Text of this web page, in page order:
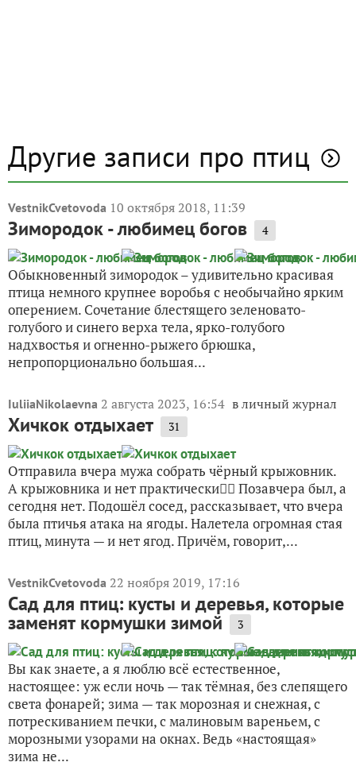
Другие записи про птиц
VestnikCvetovoda 10 октября 2018, 11:39
Зимородок - любимец богов 4
Обыкновенный зимородок – удивительно красивая
птица немного крупнее воробья с необычайно ярким
оперением. Сочетание блестящего зеленовато-
голубого и синего верха тела, ярко-голубого
надхвостья и огненно-рыжего брюшка,
непропорционально большая...
IuliiaNikolaevna 2 августа 2023, 16:54 в личный журнал
Хичкок отдыхает 31
Отправила вчера мужа собрать чёрный крыжовник.
А крыжовника и нет практически🤷‍♀️ Позавчера был, а
сегодня нет. Подошёл сосед, рассказывает, что вчера
была птичья атака на ягоды. Налетела огромная стая
птиц, минута — и нет ягод. Причём, говорит,...
VestnikCvetovoda 22 ноября 2019, 17:16
Сад для птиц: кусты и деревья, которые
заменят кормушки зимой 3
Вы как знаете, а я люблю всё естественное,
настоящее: уж если ночь — так тёмная, без слепящего
света фонарей; зима — так морозная и снежная, с
потрескиванием печки, с малиновым вареньем, с
морозными узорами на окнах. Ведь «настоящая»
зима не...